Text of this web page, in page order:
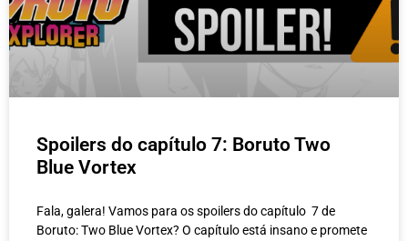
Spoilers do capítulo 7: Boruto Two
Blue Vortex
Fala, galera! Vamos para os spoilers do capítulo 7 de
Boruto: Two Blue Vortex? O capítulo está insano e promete